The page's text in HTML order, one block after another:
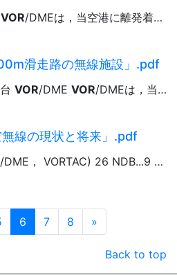
VOR/DMEは，当空港に離発着する航空機 の標準...めの基本的な施設となっている。
滑走路の無線施設」.pdf
VOR/DME VOR/DMEは，当初
線の現状と将来」.pdf
/DME， VORTAC) 26 NDB...9 ) 空港用
6 7 8 Next
»
Back to top